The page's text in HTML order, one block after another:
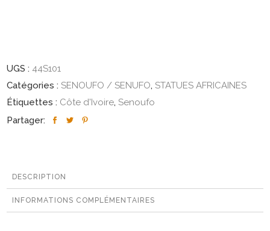
UGS : 44S101
Catégories :SENOUFO / SENUFO,STATUES AFRICAINES
Étiquettes : Côte d'Ivoire,Senoufo
Partager:
DESCRIPTION
INFORMATIONS COMPLÉMENTAIRES